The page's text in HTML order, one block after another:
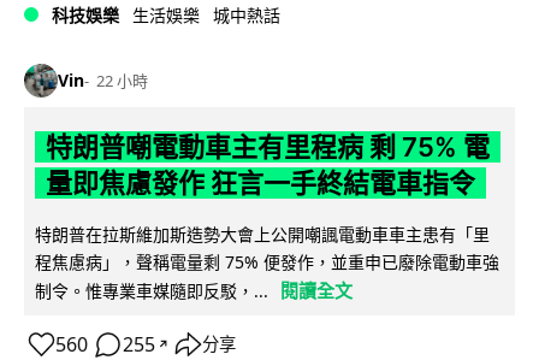
科技娛樂 生活娛樂 城中熱話
Vin 22 小時
特朗普嘲電動車主有里程病 剩 75% 電
量即焦慮發作 狂言一手終結電車指令
特朗普在拉斯維加斯造勢大會上公開嘲諷電動車車主患有「里
程焦慮病」，聲稱電量剩 75% 便發作，並重申已廢除電動車強
制令。惟專業車媒隨即反駁，...
閱讀全文
560 255 ↗ 分享